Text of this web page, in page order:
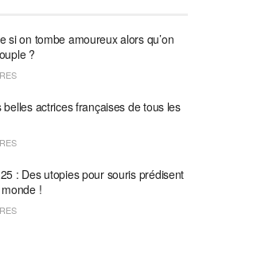
si on tombe amoureux alors qu’on
?
belles actrices françaises de tous les
: Des utopies pour souris prédisent
!